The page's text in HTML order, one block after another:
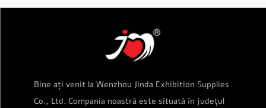
Bine ați venit la Wenzhou Jinda Exhibition Supplies
Co., Ltd. Compania noastră este situată în județul